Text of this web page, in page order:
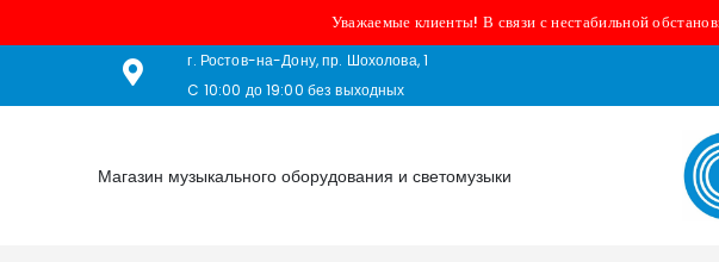
Уважаемые клиенты! В связи с нестабильной
г. Ростов-на-Дону, пр. Шохолова, 1
C 10:00 до 19:00 без выходных
Магазин музыкального оборудования и светомузыки